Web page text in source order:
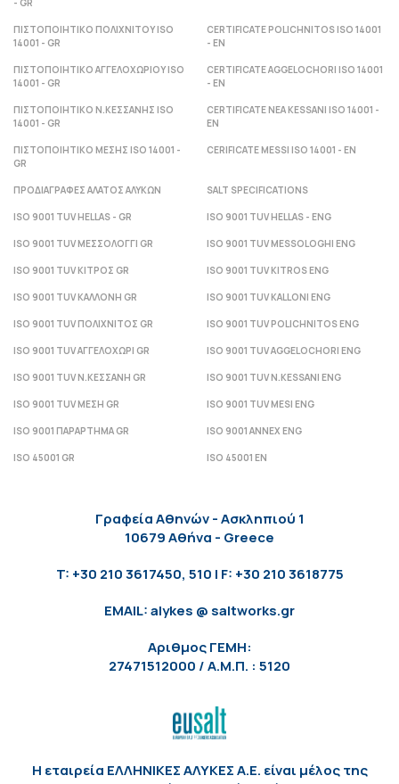
ΠΙΣΤΟΠΟΙΗΤΙΚΟ ΠΟΛΙΧΝΙΤΟΥ ISO
14001 - GR
CERTIFICATE POLICHNITOS ISO 14001
- ΕΝ
ΠΙΣΤΟΠΟΙΗΤΙΚΟ ΑΓΓΕΛΟΧΩΡΙΟΥ ISO
14001 - GR
CERTIFICATE AGGELOCHORI ISO 14001
- ΕΝ
ΠΙΣΤΟΠΟΙΗΤΙΚΟ Ν.ΚΕΣΣΑΝΗΣ ISO
14001 - GR
CERTIFICATE NEA KESSANI ISO 14001 -
ΕΝ
ΠΙΣΤΟΠΟΙΗΤΙΚΟ ΜΕΣΗΣ ISO 14001 -
GR
CERIFICATE MESSI ISO 14001 - ΕΝ
ΠΡΟΔΙΑΓΡΑΦΕΣ ΑΛΑΤΟΣ ΑΛΥΚΩΝ SALT SPECIFICATIONS
ISO 9001 TUV HELLAS - GR ISO 9001 TUV HELLAS - ENG
ISO 9001 TUV ΜΕΣΣΟΛΟΓΓΙ GR ISO 9001 TUV MESSOLOGHI ENG
ISO 9001 TUV ΚΙΤΡΟΣ GR ISO 9001 TUV KITROS ENG
ISO 9001 TUV ΚΑΛΛΟΝΗ GR ISO 9001 TUV KALLONI ENG
ISO 9001 TUV ΠΟΛΙΧΝΙΤΟΣ GR ISO 9001 TUV POLICHNITOS ENG
ISO 9001 TUV ΑΓΓΕΛΟΧΩΡΙ GR ISO 9001 TUV AGGELOCHORI ENG
ISO 9001 TUV Ν.ΚΕΣΣΑΝΗ GR ISO 9001 TUV N.KESSANI ENG
ISO 9001 TUV ΜΕΣΗ GR ISO 9001 TUV MESI ENG
ISO 9001 ΠΑΡΑΡΤΗΜΑ GR ISO 9001 ANNEX ENG
ISO 45001 GR ISO 45001 EN
Γραφεία Αθηνών - Ασκληπιού 1
10679 Αθήνα - Greece
T: +30 210 3617450, 510 | F: +30 210 3618775
EMAIL: alykes @ saltworks.gr
Αριθμος ΓΕΜΗ:
27471512000 / Α.Μ.Π. : 5120
Η εταιρεία ΕΛΛΗΝΙΚΕΣ ΑΛΥΚΕΣ Α.Ε. είναι μέλος της